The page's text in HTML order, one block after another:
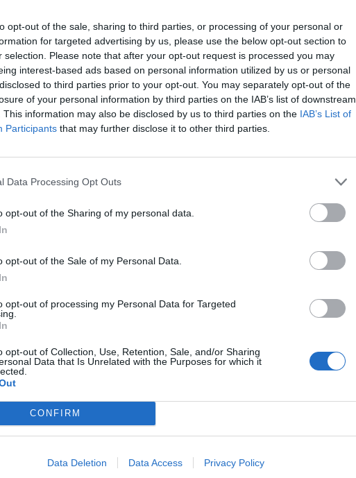
opt-out of the sale, sharing to third parties, or processing of your personal or
for targeted advertising by us, please use the below opt-out section to
selection. Please note that after your opt-out request is processed you may
interest-based ads based on personal information utilized by us or personal
to third parties prior to your opt-out. You may separately opt-out of the
of your personal information by third parties on the IAB’s list of downstream
This information may also be disclosed by us to third parties on the IAB’s List of
Participants that may further disclose it to other third parties.
Data Processing Opt Outs
opt-out of the Sharing of my personal data.
opt-out of the Sale of my Personal Data.
opt-out of processing my Personal Data for Targeted
opt-out of Collection, Use, Retention, Sale, and/or Sharing
Data that Is Unrelated with the Purposes for which it
CONFIRM
Data Deletion Data Access Privacy Policy
Bohužel jsme nuceni vést i soudní spory. Po všech
do zdárného konce. Junior klub je před otevřením
Jan Konvalinka a zároveň pozval Příbramany na páteční
17 hodin budou moci všichni zájemci zrekonstruovaný
party, na které vystoupí Origami, Roofers, GymBand
je možné zakoupit přes ticketportal.cz nebo přímo na
například promítání, přednášky, koncerty či interakční
bude nutné v jeho prostorách při pořádání koncertů
Ministerstva zdravotnictví, které stanovuje povinnost
100 osob v uzavřených prostorách.
která uvedla, „
zdravotnictví“.
rekonstrukce